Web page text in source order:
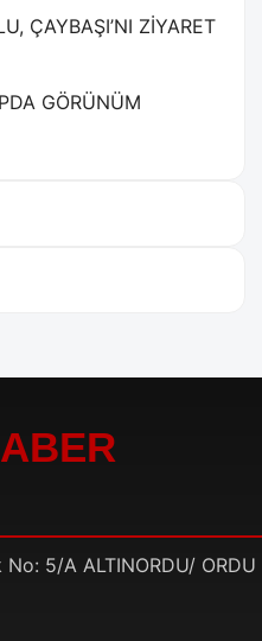
ÇAYBAŞI’NI ZİYARET
GÖRÜNÜM
5/A ALTINORDU/ ORDU